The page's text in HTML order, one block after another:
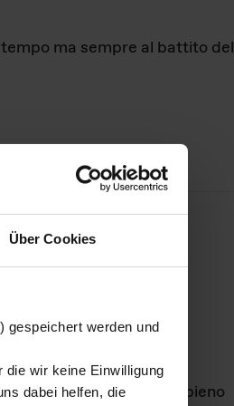
Über Cookies
gespeichert werden und
wir keine Einwilligung
dabei helfen, die
ma sempre al battito del
GmbH e rimangono in pieno